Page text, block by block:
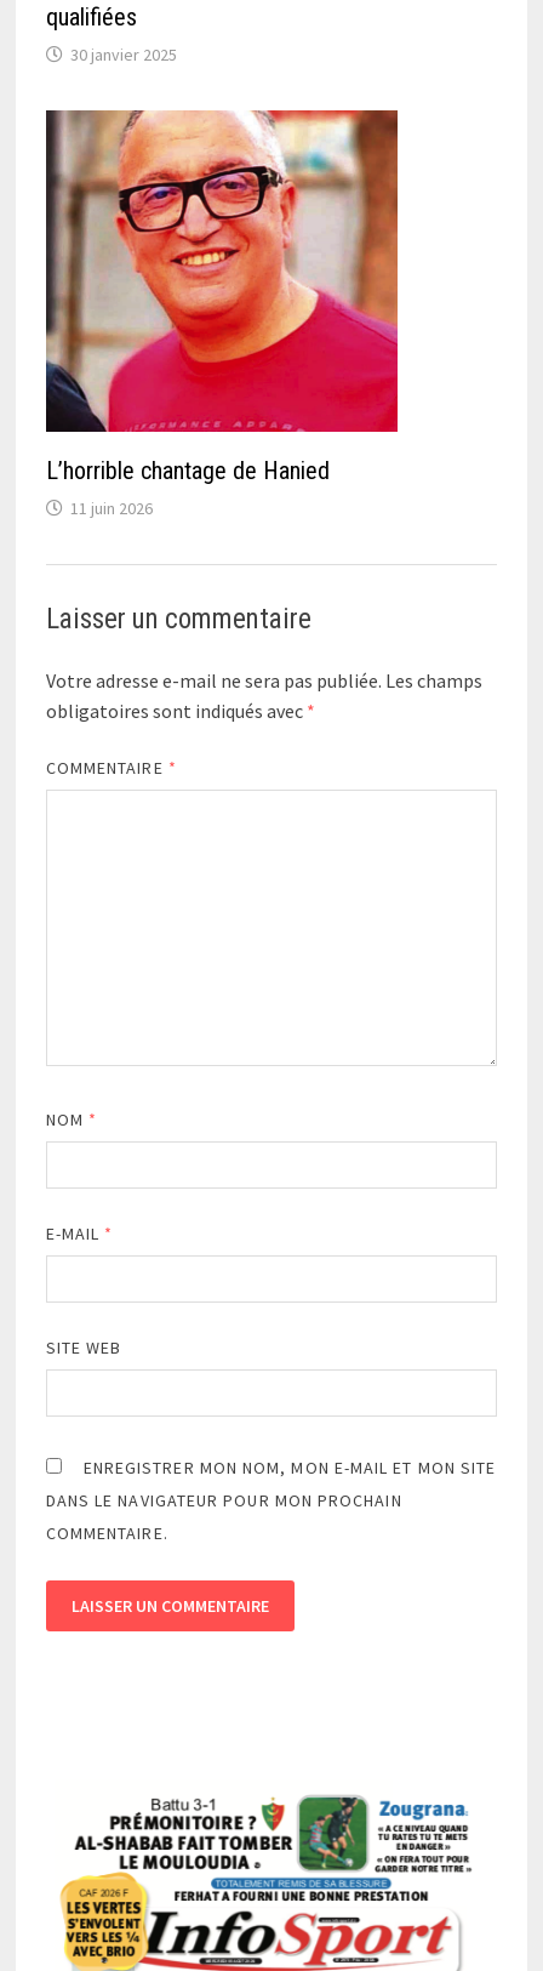
qualifiées
30 janvier 2025
L’horrible chantage de Hanied
11 juin 2026
Laisser un commentaire
Votre adresse e-mail ne sera pas publiée. Les champs
obligatoires sont indiqués avec *
COMMENTAIRE *
NOM *
E-MAIL *
SITE WEB
ENREGISTRER MON NOM, MON E-MAIL ET MON SITE
DANS LE NAVIGATEUR POUR MON PROCHAIN
COMMENTAIRE.